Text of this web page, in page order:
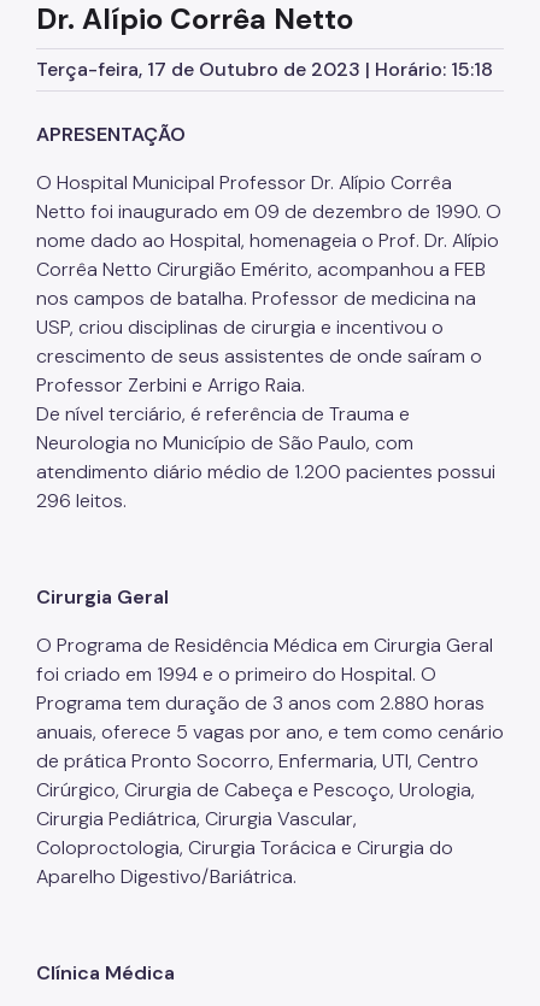
Assessoria de Planejamento – Asplan
Assessoria Parlamentar
Atenção Básica
Atenção Hospitalar
Atenção Integral às Pessoas em Situação de
Acumulação
Biblioteca de Saúde
Cadastro Nacional de Estabelecimento de Saúde
(CNES)
Comitê de Ética em Pesquisa com Seres Humanos
Conselho Municipal de Saúde
Infecções Sexualmente Transmissíveis - IST/AIDS
Epidemiologia e Informação - CEInfo
Escola Municipal de Saúde - EMS
Gestão de Pessoas
Gestão Participativa
Hospital do Servidor Público Municipal
Judicialização da Saúde
Atas de Registro de Preços
Dr. Alípio Corrêa Netto
Terça-feira, 17 de Outubro de 2023 | Horário: 15:18
APRESENTAÇÃO
O Hospital Municipal Professor Dr. Alípio Corrêa
Netto foi inaugurado em 09 de dezembro de 1990. O
nome dado ao Hospital, homenageia o Prof. Dr. Alípio
Corrêa Netto Cirurgião Emérito, acompanhou a FEB
nos campos de batalha. Professor de medicina na
USP, criou disciplinas de cirurgia e incentivou o
crescimento de seus assistentes de onde saíram o
Professor Zerbini e Arrigo Raia.
De nível terciário, é referência de Trauma e
Neurologia no Município de São Paulo, com
atendimento diário médio de 1.200 pacientes possui
296 leitos.
Cirurgia Geral
O Programa de Residência Médica em Cirurgia Geral
foi criado em 1994 e o primeiro do Hospital. O
Programa tem duração de 3 anos com 2.880 horas
anuais, oferece 5 vagas por ano, e tem como cenário
de prática Pronto Socorro, Enfermaria, UTI, Centro
Cirúrgico, Cirurgia de Cabeça e Pescoço, Urologia,
Cirurgia Pediátrica, Cirurgia Vascular,
Coloproctologia, Cirurgia Torácica e Cirurgia do
Aparelho Digestivo/Bariátrica.
Clínica Médica